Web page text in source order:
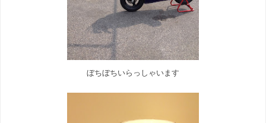
ぼちぼちいらっしゃいます